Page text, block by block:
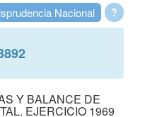
?
Nacional
Y BALANCE DE
EJERCICIO 1969